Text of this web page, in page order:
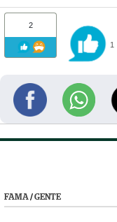
2
1
FAMA /GENTE